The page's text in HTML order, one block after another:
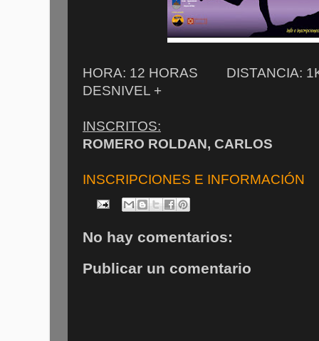
HORA: 12 HORAS DISTANCIA:
DESNIVEL +
INSCRITOS:
ROMERO ROLDAN, CARLOS
INSCRIPCIONES E INFORMACIÓN
No hay comentarios:
Publicar un comentario